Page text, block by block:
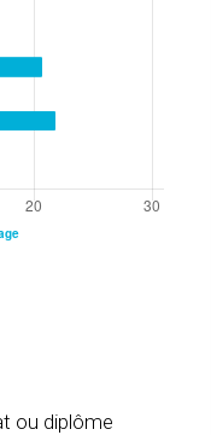
ou diplôme